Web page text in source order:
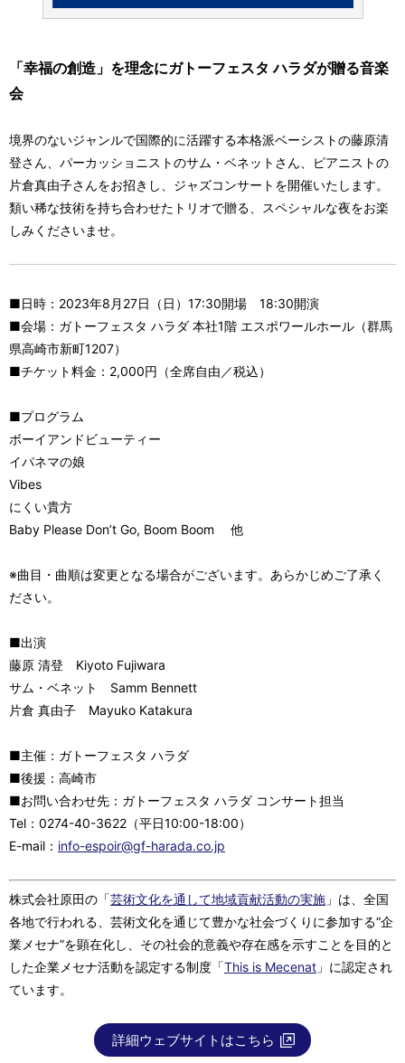
「幸福の創造」を理念にガトーフェスタ ハラダが贈る音楽
会
境界のないジャンルで国際的に活躍する本格派ベーシストの藤原清
登さん、パーカッショニストのサム・ベネットさん、ピアニストの
片倉真由子さんをお招きし、ジャズコンサートを開催いたします。
類い稀な技術を持ち合わせたトリオで贈る、スペシャルな夜をお楽
しみくださいませ。
■日時：2023年8月27日（日）17:30開場 18:30開演
■会場：ガトーフェスタ ハラダ 本社1階 エスポワールホール（群馬
県高崎市新町1207）
■チケット料金：2,000円（全席自由／税込）
■プログラム
ボーイアンドビューティー
イパネマの娘
Vibes
にくい貴方
Baby Please Don’t Go, Boom Boom 他
※曲目・曲順は変更となる場合がございます。あらかじめご了承く
ださい。
■出演
藤原 清登 Kiyoto Fujiwara
サム・ベネット Samm Bennett
片倉 真由子 Mayuko Katakura
■主催：ガトーフェスタ ハラダ
■後援：高崎市
■お問い合わせ先：ガトーフェスタ ハラダ コンサート担当
Tel：0274-40-3622（平日10:00-18:00）
E-mail： info-espoir@gf-harada.co.jp
株式会社原田の「芸術文化を通して地域貢献活動の実施 」は、全国
各地で行われる、芸術文化を通じて豊かな社会づくりに参加する“企
業メセナ”を顕在化し、その社会的意義や存在感を示すことを目的と
した企業メセナ活動を認定する制度「This is Mecenat 」に認定され
ています。
詳細ウェブサイトはこちら